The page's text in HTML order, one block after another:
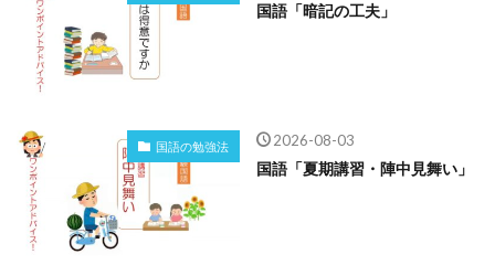
国語「暗記の工夫」
国語の勉強法 2026-08-03
国語「夏期講習・陣中見舞い」